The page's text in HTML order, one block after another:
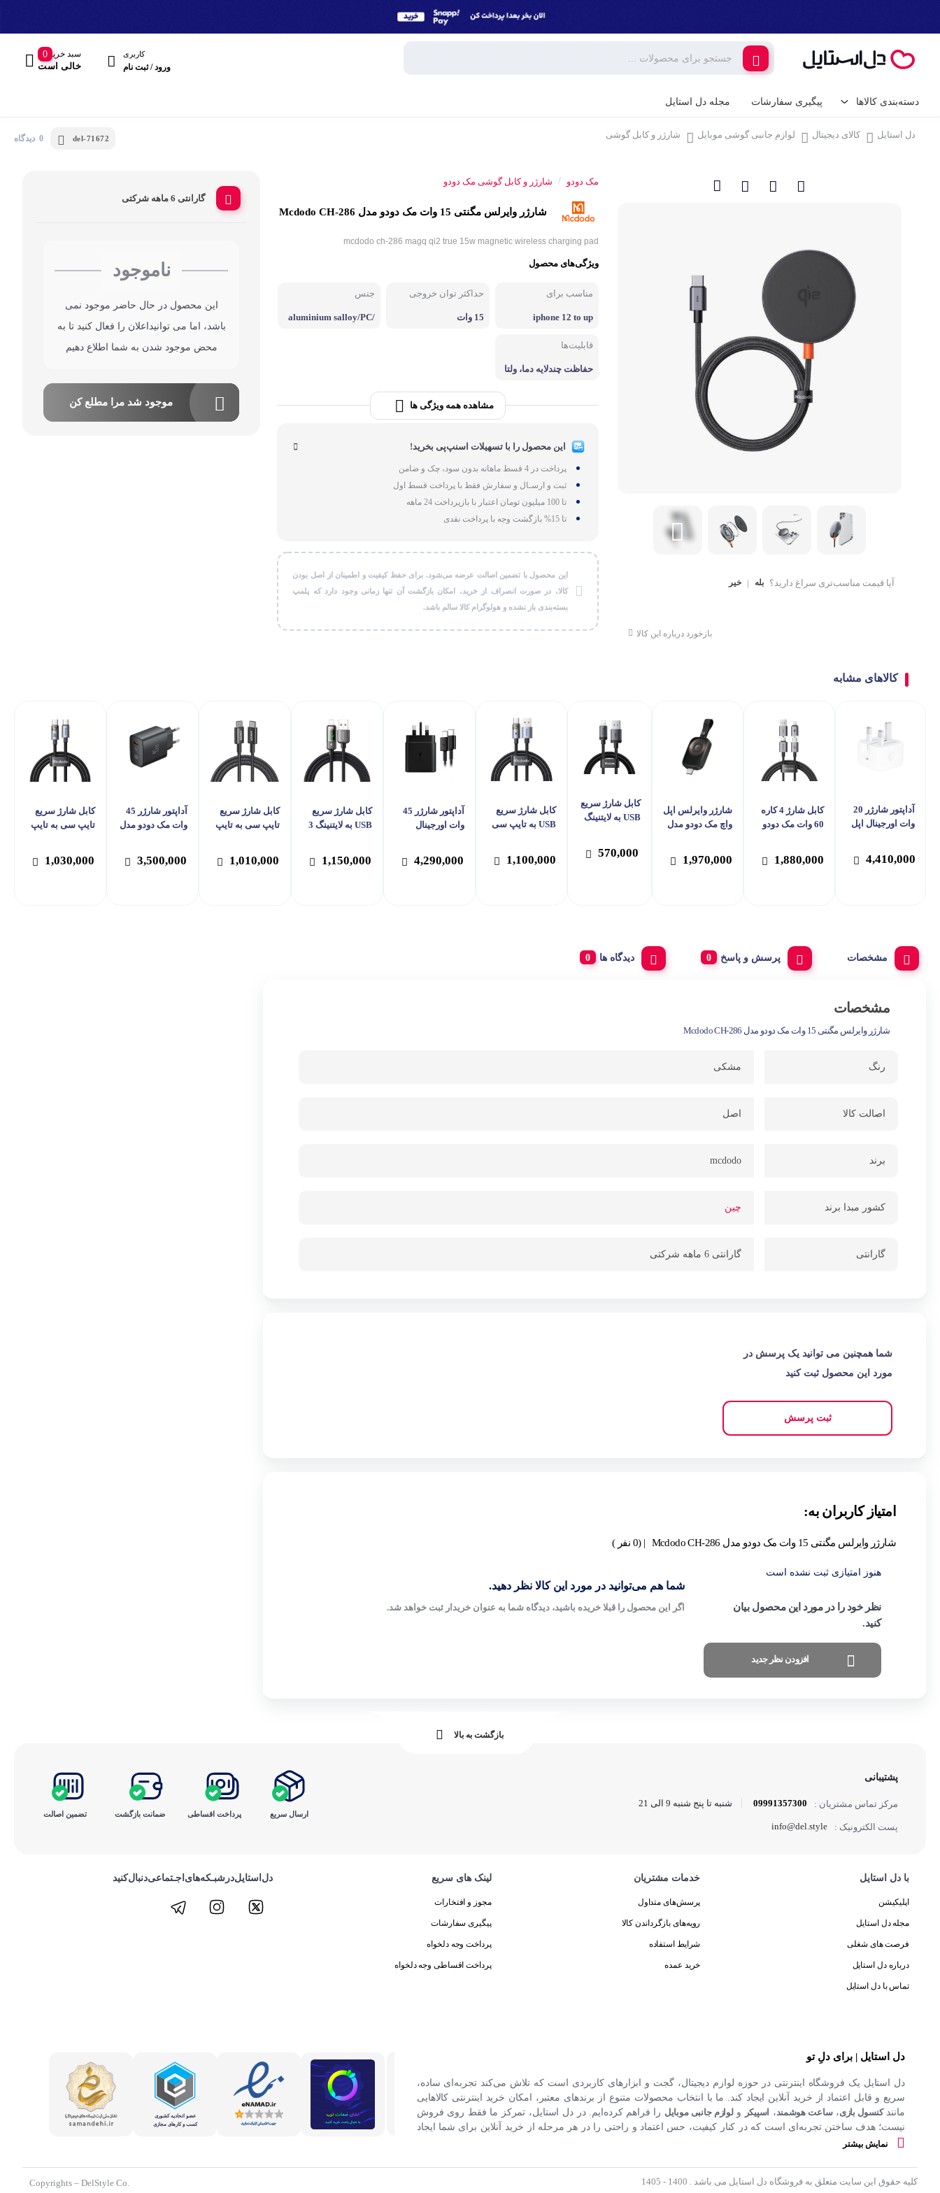
کاربری
ورود / ثبت نام
سبد خرید
خالی است
0
دسته‌بندی کالاها
کالای دیجیتال لوازم جانبی گوشی موبایل
کیبورد (صفحه کلید)
ماوس
تجهیزات شبکه و ارتباطات
هارد دیسک اکسترنال
ساعت هوشمند
ابزار آلات و تجهیزات
کتاب، لوازم تحریر و هنر
پیگیری سفارشات مجله دل استایل
دل استایل کالای دیجیتال لوازم جانبی گوشی موبایل شارژر و کابل گوشی del-71672 0 دیدگاه
آیا قیمت مناسب‌تری سراغ دارید؟ بله | خیر
بازخورد درباره این کالا
مک دودو / شارژر و کابل گوشی مک دودو
شارژر وایرلس مگنتی 15 وات مک دودو مدل Mcdodo CH-286
mcdodo ch-286 magq qi2 true 15w magnetic wireless charging pad
ویژگی‌های محصول
مناسب برای
iphone 12 to up
حداکثر توان خروجی
15 وات
جنس
aluminium salloy/PC/
قابلیت‌ها
حفاظت چندلایه دما، ولتا
مشاهده همه ویژگی ها
این محصول را با تسهیلات اسنپ‌پی بخرید!
پرداخت در 4 قسط ماهانه بدون سود، چک و ضامن
ثبت و ارسـال و سفارش فقط با پرداخت قسط اول
تا 100 میلیون تومان اعتبار با بازپرداخت 24 ماهه
تا 15% بازگشت وجه با پرداخت نقدی
این محصول با تضمین اصالت عرضه می‌شود. برای حفظ کیفیت و اطمینان از اصل بودن
کالا، در صورت انصراف از خرید، امکان بازگشت آن تنها زمانی وجود دارد که پلمپ
بسته‌بندی باز نشده و هولوگرام کالا سالم باشد.
گارانتی 6 ماهه شرکتی
ناموجود
این محصول در حال حاضر موجود نمی
باشد، اما می توانیداعلان را فعال کنید تا به
محض موجود شدن به شما اطلاع دهیم
موجود شد مرا مطلع کن
کالاهای مشابه
آداپتور شارژر 20
وات اورجینال اپل
4,410,000
کابل شارژ 4 کاره
60 وات مک دودو
1,880,000
شارژر وایرلس اپل
واچ مک دودو مدل
1,970,000
کابل شارژ سریع
USB به لایتنینگ
CA-203
570,000
کابل شارژ سریع
USB به تایپ سی
689
1,100,000
آداپتور شارژر 45
وات اورجینال
با کابل تایپ سی
4,290,000
کابل شارژ سریع
USB به لایتنینگ 3
1,150,000
کابل شارژ سریع
تایپ سی به تایپ
1,010,000
آداپتور شارژر 45
وات مک دودو مدل
3,500,000
کابل شارژ سریع
تایپ سی به تایپ
CA-558
1,030,000
مشخصات پرسش و پاسخ دیدگاه ها
مشخصات
شارژر وایرلس مگنتی 15 وات مک دودو مدل Mcdodo CH-286
رنگ مشکی
اصالت کالا اصل
برند mcdodo
کشور مبدا برند چین
گارانتی گارانتی 6 ماهه شرکتی
شما همچنین می توانید یک پرسش در
مورد این محصول ثبت کنید
ثبت پرسش
امتیاز کاربران به:
شارژر وایرلس مگنتی 15 وات مک دودو مدل Mcdodo CH-286 | (0 نفر )
هنوز امتیازی ثبت نشده است
نظر خود را در مورد این محصول بیان
کنید.
افزودن نظر جدید
شما هم می‌توانید در مورد این کالا نظر دهید.
اگر این محصول را قبلا خریده باشید، دیدگاه شما به عنوان خریدار ثبت خواهد شد.
بازگشت به بالا
پشتیبانی
مرکز تماس مشتریان : 09991357300 شنبه تا پنج شنبه 9 الی 21
پست الکترونیک : info@del.style
ارسال سریع پرداخت ‌اقساطی ضمانت بازگشت تضمین اصالت
با دل استایل
اپلیکیشن
مجله دل استایل
فرصت های شغلی
درباره دل استایل
تماس با دل استایل
خدمات مشتریان
پرسش‌های متداول
رویه‌های بازگرداندن کالا
شرایط استفاده
خرید عمده
لینک های سریع
مجوز و افتخارات
پیگیری سفارشات
پرداخت وجه دلخواه
پرداخت اقساطی وجه دلخواه
دل‌استایل‌در‌‌شبـکه‌های‌اجـتماعی‌دنبال‌کنید
دل استایل | برای دلِ تو
دل استایل یک فروشگاه اینترنتی در حوزه لوازم دیجیتال، گجت و ابزارهای کاربردی است که تلاش می‌کند تجربه‌ای ساده،
سریع و قابل اعتماد از خرید آنلاین ایجاد کند. ما با انتخاب محصولات متنوع از برندهای معتبر، امکان خرید اینترنتی کالاهایی
مانندکنسول بازی،ساعت هوشمند، اسپیکر ولوازم جانبی موبایل را فراهم کرده‌ایم. در دل استایل، تمرکز ما فقط روی فروش
نیست؛ هدف ساختن تجربه‌ای است که در کنار کیفیت، حس اعتماد و راحتی را در هر مرحله از خرید آنلاین برای شما ایجاد
کند.
نمایش بیشتر
کلیه حقوق این سایت متعلق به فروشگاه دل استایل می باشد . 1400 - 1405 .Copyrights – DelStyle Co